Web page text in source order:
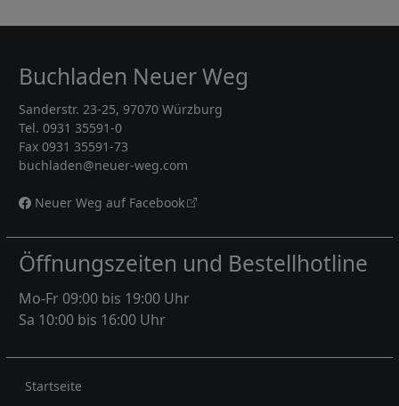
Buchladen Neuer Weg
Sanderstr. 23-25, 97070 Würzburg
Tel. 0931 35591-0
Fax 0931 35591-73
buchladen@neuer-weg.com
Neuer Weg auf Facebook
Öffnungszeiten und Bestellhotline
Mo-Fr 09:00 bis 19:00 Uhr
Sa 10:00 bis 16:00 Uhr
Rechtliches
Startseite